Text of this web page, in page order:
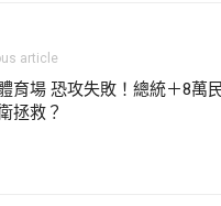
article
育場 恐攻失敗！總統＋8萬
拯救？